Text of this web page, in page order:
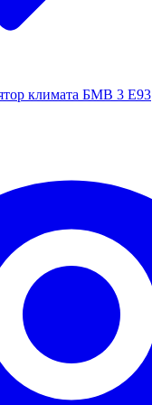
климата БМВ 3 Е93